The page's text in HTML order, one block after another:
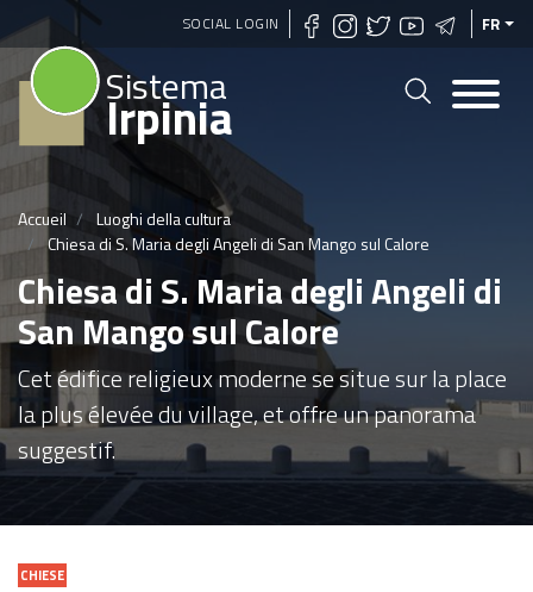
Aller
SOCIAL LOGIN FR
Sistema
Irpinia
Accueil
Luoghi della cultura
Chiesa di S. Maria degli Angeli di San Mango sul Calore
Chiesa di S. Maria degli Angeli di
San Mango sul Calore
Cet édifice religieux moderne se situe sur la place
la plus élevée du village, et offre un panorama
suggestif.
CHIESE